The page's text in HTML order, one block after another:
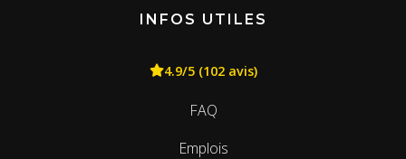
INFOS UTILES
4.9/5 (102 avis)
FAQ
Emplois